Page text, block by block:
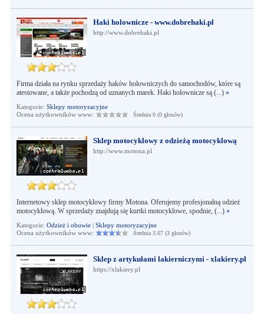
Haki holownicze - www.dobrehaki.pl
http://www.dobrehaki.pl
Firma działa na rynku sprzedaży haków holowniczych do samochodów, które są
atestowane, a także pochodzą od uznanych marek. Haki holownicze są (...) »
Kategorie: Sklepy motoryzacyjne
Ocena użytkowników www:
Średnia 0 (0 głosów)
Sklep motocyklowy z odzieżą motocyklową
http://www.motona.pl
Internetowy sklep motocyklowy firmy Motona. Oferujemy profesjonalną odzież
motocyklową. W sprzedaży znajdują się kurtki motocyklowe, spodnie, (...) »
Kategorie: Odzież i obuwie| Sklepy motoryzacyjne
Ocena użytkowników www:
Średnia 3.67 (3 głosów)
Sklep z artykułami lakierniczymi - xlakiery.pl
https://xlakiery.pl